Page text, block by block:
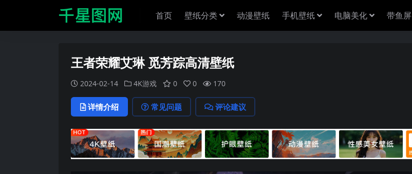
首页 壁纸分类 动漫壁纸 手机壁纸 电脑美化 带鱼屏
王者荣耀艾琳 觅芳踪高清壁纸
2024-02-14 4K游戏 0 0 170
详情介绍 常见问题 评论建议